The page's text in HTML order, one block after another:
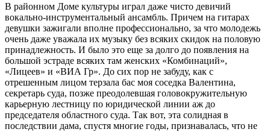
В районном Доме культуры играл даже чисто девичий
вокально-инструментальный ансамбль. Причем на гитарах
девушки зажигали вполне профессионально, за что молодежь
очень даже уважала их музыку без всяких скидок на половую
принадлежность. И было это еще за долго до появления на
большой эстраде всяких там женских «Комбинаций»,
«Лицеев» и «ВИА Гр». До сих пор не забуду, как с
отрешенным лицом терзала бас моя соседка Валентина,
секретарь суда, позже преодолевшая головокружительную
карьерную лестницу по юридической линии аж до
председателя областного суда. Так вот, эта солидная в
последствии дама, спустя многие годы, признавалась, что не